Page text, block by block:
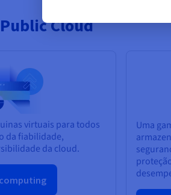
Cloud
virtuais para todos
da fiabilidade,
da cloud.
Uma